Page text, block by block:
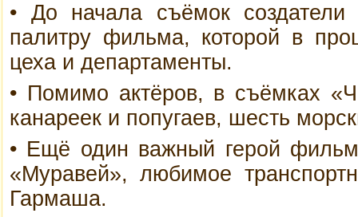
• До начала съёмок
палитру фильма, которой в
цеха и департаменты.
• Помимо актёров, в съёмках
канареек и попугаев, шесть
• Ещё один важный герой
«Муравей», любимое
Гармаша.